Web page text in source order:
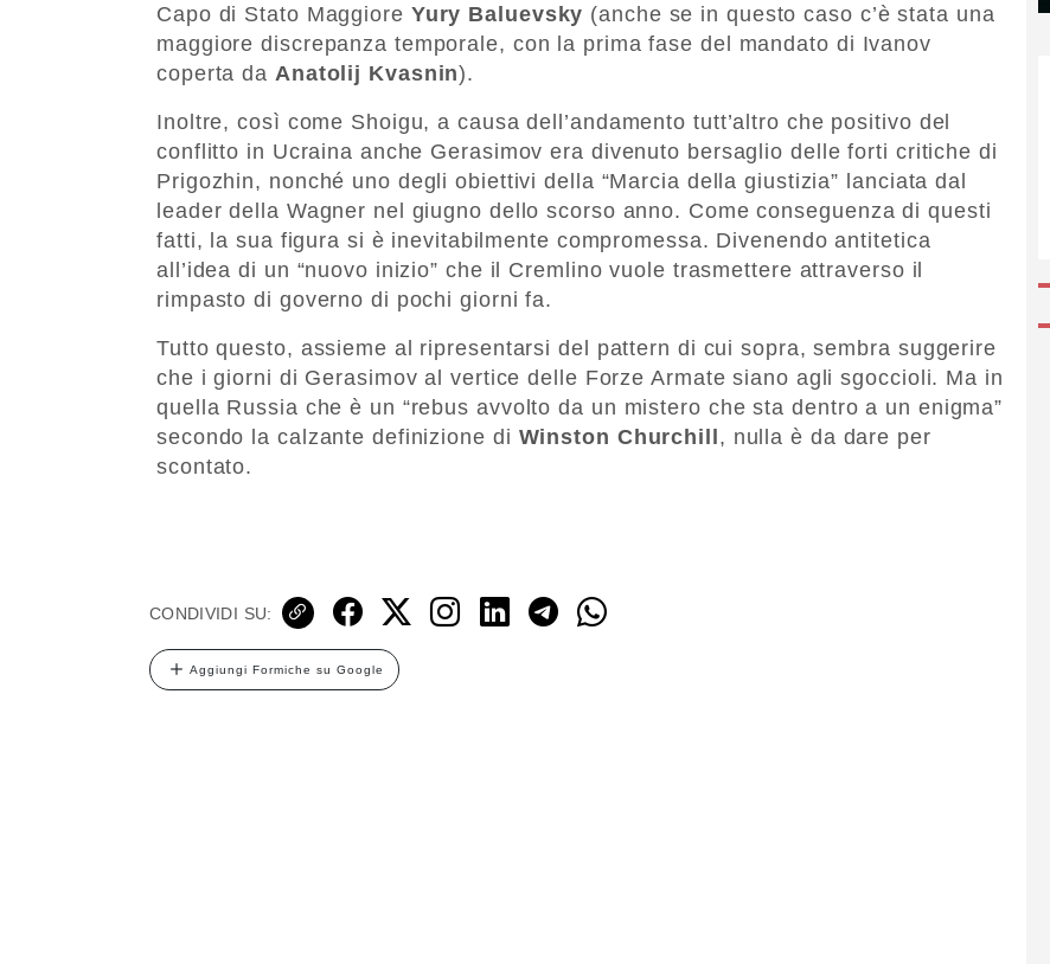
Capo di Stato Maggiore Yury Baluevsky (anche se in questo caso c’è stata una
maggiore discrepanza temporale, con la prima fase del mandato di Ivanov
coperta da Anatolij Kvasnin).
Inoltre, così come Shoigu, a causa dell’andamento tutt’altro che positivo del
conflitto in Ucraina anche Gerasimov era divenuto bersaglio delle forti critiche di
Prigozhin, nonché uno degli obiettivi della “Marcia della giustizia” lanciata dal
leader della Wagner nel giugno dello scorso anno. Come conseguenza di questi
fatti, la sua figura si è inevitabilmente compromessa. Divenendo antitetica
all’idea di un “nuovo inizio” che il Cremlino vuole trasmettere attraverso il
rimpasto di governo di pochi giorni fa.
Tutto questo, assieme al ripresentarsi del pattern di cui sopra, sembra suggerire
che i giorni di Gerasimov al vertice delle Forze Armate siano agli sgoccioli. Ma in
quella Russia che è un “rebus avvolto da un mistero che sta dentro a un enigma”
secondo la calzante definizione di Winston Churchill, nulla è da dare per
scontato.
CONDIVIDI SU:
Aggiungi Formiche su Google